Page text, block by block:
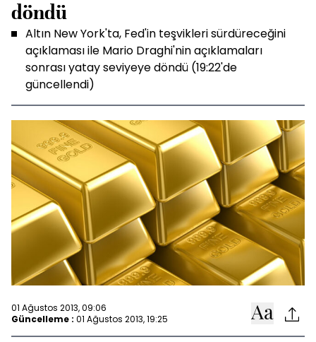
döndü
Altın New York'ta, Fed'in teşvikleri sürdüreceğini
açıklaması ile Mario Draghi'nin açıklamaları
sonrası yatay seviyeye döndü (19:22'de
güncellendi)
01 Ağustos 2013, 09:06
Güncelleme : 01 Ağustos 2013, 19:25